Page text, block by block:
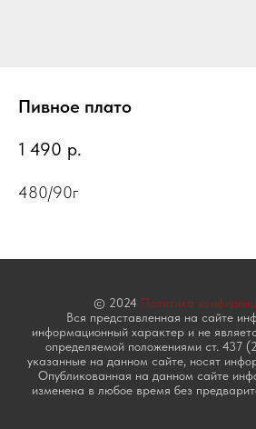
Пивное плато
1 490 р.
480/90г
© 2024 Политика
Вся представленная на сайте
информационный характер и не
определяемой положениями ст. 437
указанные на данном сайте, носят
Опубликованная на данном сайте
изменена в любое время без